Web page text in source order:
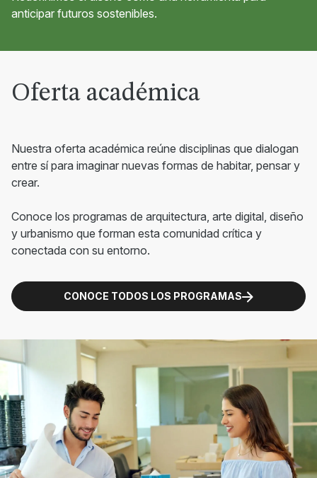
anticipar futuros sostenibles.
Oferta académica
Nuestra oferta académica reúne disciplinas que dialogan
entre sí para imaginar nuevas formas de habitar, pensar y
crear.
Conoce los programas de arquitectura, arte digital, diseño
y urbanismo que forman esta comunidad crítica y
conectada con su entorno.
CONOCE TODOS LOS PROGRAMAS